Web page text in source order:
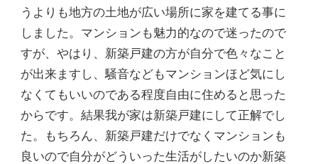
うよりも地方の土地が広い場所に家を建てる事に
しました。マンションも魅力的なので迷ったので
すが、やはり、新築戸建の方が自分で色々なこと
が出来ますし、騒音などもマンションほど気にし
なくてもいいのである程度自由に住めると思った
からです。結果我が家は新築戸建にして正解でし
た。もちろん、新築戸建だけでなくマンションも
良いので自分がどういった生活がしたいのか新築